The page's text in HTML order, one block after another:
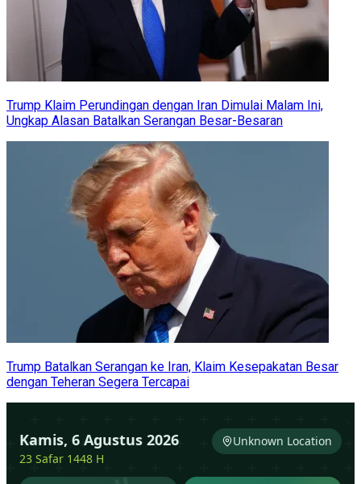
Trump Klaim Perundingan dengan Iran Dimulai Malam Ini,
Ungkap Alasan Batalkan Serangan Besar-Besaran
Trump Batalkan Serangan ke Iran, Klaim Kesepakatan Besar
dengan Teheran Segera Tercapai